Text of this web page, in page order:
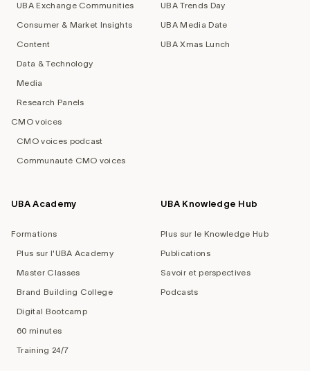
UBA Exchange Communities
Consumer & Market Insights
Content
Data & Technology
Media
Research Panels
CMO voices
CMO voices podcast
Communauté CMO voices
UBA Trends Day
UBA Media Date
UBA Xmas Lunch
UBA Academy
Formations
Plus sur l'UBA Academy
Master Classes
Brand Building College
Digital Bootcamp
60 minutes
Training 24/7
UBA Knowledge Hub
Plus sur le Knowledge Hub
Publications
Savoir et perspectives
Podcasts